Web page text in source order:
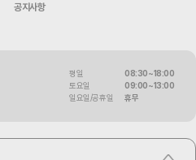
공지사항
평일
08:30~18:00
토요일
09:00~13:00
일요일/공휴일
휴무